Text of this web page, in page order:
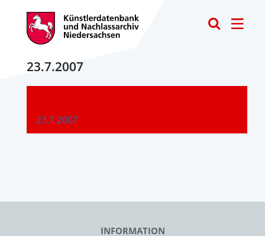
23.7.2007
23.7.2007
-
INFORMATION